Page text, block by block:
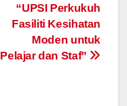
“UPSI Perkukuh
Fasiliti Kesihatan
Moden untuk
Pelajar dan Staf”